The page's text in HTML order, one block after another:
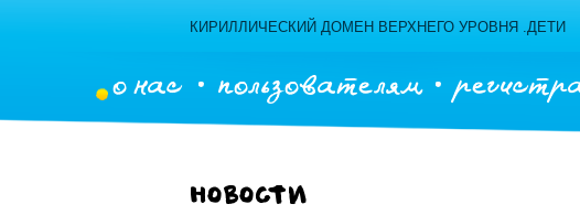
КИРИЛЛИЧЕСКИЙ ДОМЕН ВЕРХНЕГО УРОВНЯ .ДЕТИ
о нас пользователям
Новости